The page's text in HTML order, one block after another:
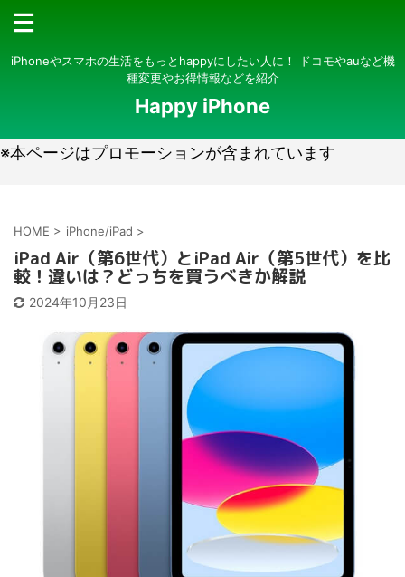
iPhoneやスマホの生活をもっとhappyにしたい人に！ ドコモやauなど機
種変更やお得情報などを紹介
Happy iPhone
※本ページはプロモーションが含まれています
HOME > iPhone/iPad >
iPad Air（第6世代）とiPad Air（第5世代）を比
較！違いは？どっちを買うべきか解説
2024年10月23日